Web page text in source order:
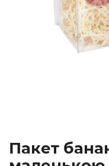
Пакет